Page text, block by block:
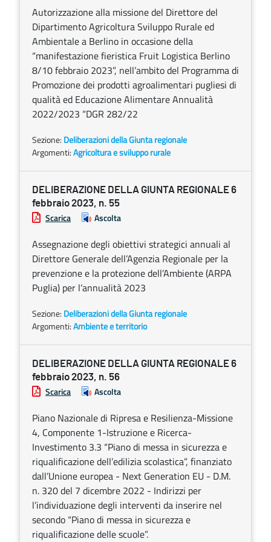
Autorizzazione alla missione del Direttore del
Dipartimento Agricoltura Sviluppo Rurale ed
Ambientale a Berlino in occasione della
“manifestazione fieristica Fruit Logistica Berlino
8/10 febbraio 2023”, nell’ambito del Programma di
Promozione dei prodotti agroalimentari pugliesi di
qualità ed Educazione Alimentare Annualità
2022/2023 “DGR 282/22
Sezione: Deliberazioni della Giunta regionale
Argomenti:Agricoltura e sviluppo rurale
DELIBERAZIONE DELLA GIUNTA REGIONALE 6
febbraio 2023, n. 55
Scarica Ascolta
Assegnazione degli obiettivi strategici annuali al
Direttore Generale dell’Agenzia Regionale per la
prevenzione e la protezione dell’Ambiente (ARPA
Puglia) per l’annualità 2023
Sezione: Deliberazioni della Giunta regionale
Argomenti:Ambiente e territorio
DELIBERAZIONE DELLA GIUNTA REGIONALE 6
febbraio 2023, n. 56
Scarica Ascolta
Piano Nazionale di Ripresa e Resilienza-Missione
4, Componente 1-Istruzione e Ricerca-
Investimento 3.3 “Piano di messa in sicurezza e
riqualificazione dell’edilizia scolastica”, finanziato
dall’Unione europea - Next Generation EU - D.M.
n. 320 del 7 dicembre 2022 - Indirizzi per
l’individuazione degli interventi da inserire nel
secondo “Piano di messa in sicurezza e
riqualificazione delle scuole”.